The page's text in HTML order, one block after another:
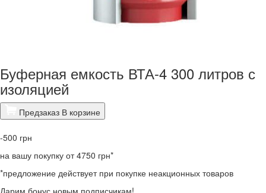
Буферная емкость ВТА-4 300 литров с
изоляцией
Предзаказ В корзине
-500 грн
на вашу покупку от 4750 грн*
*предложение действует при покупке неакционных товаров